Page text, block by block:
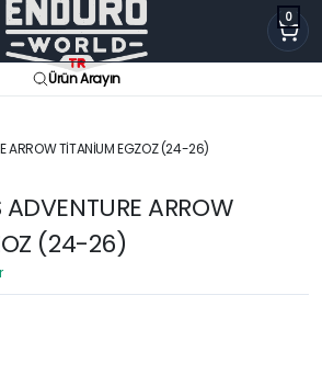
0
Ürün Arayın
ARROW TİTANİUM EGZOZ (24-26)
ARROW
(24-26)